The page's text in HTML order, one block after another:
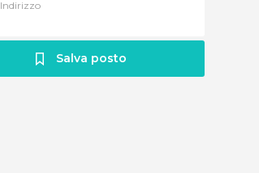
Indirizzo
Salva posto